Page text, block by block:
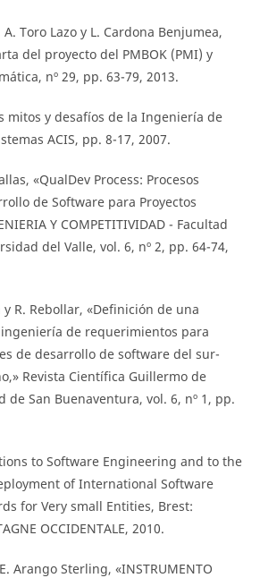
A. Toro Lazo y L. Cardona Benjumea,
del proyecto del PMBOK (PMI) y
nº 29, pp. 63-79, 2013.
mitos y desafíos de la Ingeniería de
ACIS, pp. 8-17, 2007.
«QualDev Process: Procesos
de Software para Proyectos
Y COMPETITIVIDAD - Facultad
del Valle, vol. 6, nº 2, pp. 64-74,
R. Rebollar, «Definición de una
de requerimientos para
de desarrollo de software del sur-
Revista Científica Guillermo de
de San Buenaventura, vol. 6, nº 1, pp.
to Software Engineering and to the
of International Software
for Very small Entities, Brest:
OCCIDENTALE, 2010.
Arango Sterling, «INSTRUMENTO